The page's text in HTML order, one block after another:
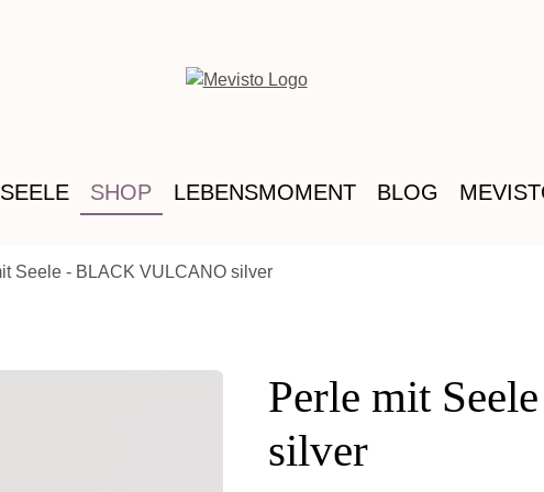
SHOP LEBENSMOMENT BLOG
Seele - BLACK VULCANO silver
Perle mit
silver